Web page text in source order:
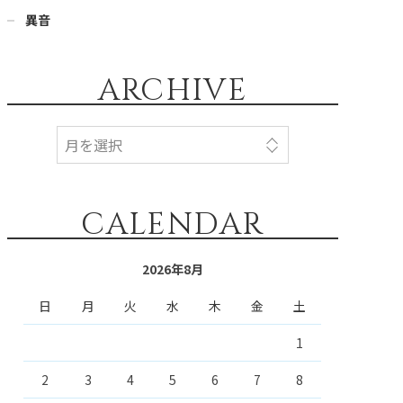
異音
ARCHIVE
CALENDAR
2026年8月
日 月 火 水 木 金 土
1
2 3 4 5 6 7 8